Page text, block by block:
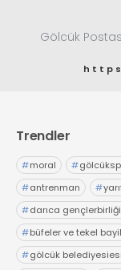
Gölcük
Trendler
#moral #
#antrenman #
#darıca
#büfeler ve tekel
#gölcük